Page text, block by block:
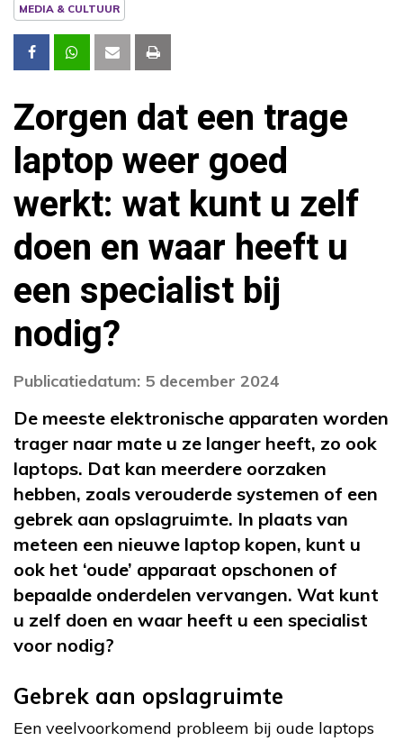
MEDIA & CULTUUR
Zorgen dat een trage
laptop weer goed
werkt: wat kunt u zelf
doen en waar heeft u
een specialist bij
nodig?
Publicatiedatum: 5 december 2024
De meeste elektronische apparaten worden
trager naar mate u ze langer heeft, zo ook
laptops. Dat kan meerdere oorzaken
hebben, zoals verouderde systemen of een
gebrek aan opslagruimte. In plaats van
meteen een nieuwe laptop kopen, kunt u
ook het ‘oude’ apparaat opschonen of
bepaalde onderdelen vervangen. Wat kunt
u zelf doen en waar heeft u een specialist
voor nodig?
Gebrek aan opslagruimte
Een veelvoorkomend probleem bij oude laptops